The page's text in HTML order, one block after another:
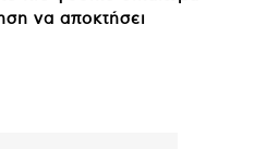
να αποκτήσει